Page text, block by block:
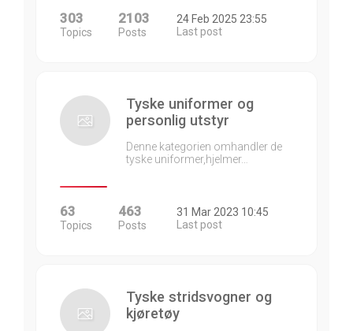
303
Topics
2103
Posts
24 Feb 2025 23:55
Last post
Tyske uniformer og
personlig utstyr
Denne kategorien omhandler de
tyske uniformer,hjelmer…
63
Topics
463
Posts
31 Mar 2023 10:45
Last post
Tyske stridsvogner og
kjøretøy